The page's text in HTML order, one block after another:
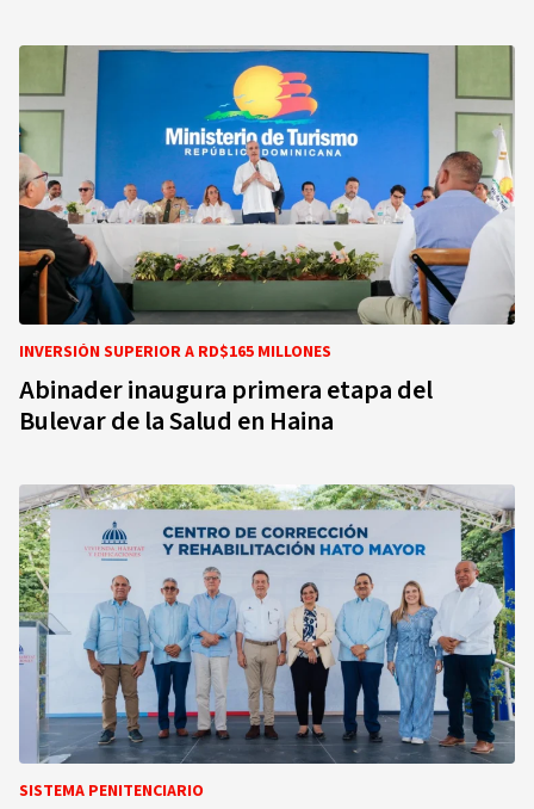
INVERSIÓN SUPERIOR A RD$165 MILLONES
Abinader inaugura primera etapa del
Bulevar de la Salud en Haina
SISTEMA PENITENCIARIO